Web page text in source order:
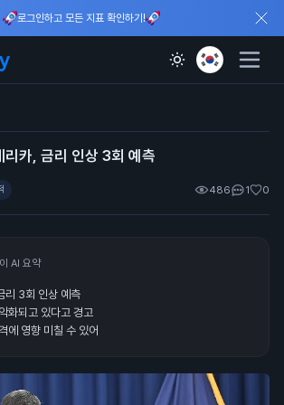
로그인하고 모든 지표 확인하기!
리카, 금리 인상 3회 예측
486 1 0
AI 요약
리 3회 인상 예측
화되고 있다고 경고
에 영향 미칠 수 있어